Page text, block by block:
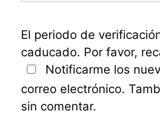
El periodo de
caducado. Por favor,
Notificarme los
correo electrónico.
sin comentar.